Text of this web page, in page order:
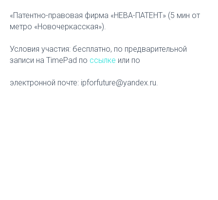
«Патентно-правовая фирма «НЕВА-ПАТЕНТ» (5 мин от
метро «Новочеркасская»).
Условия участия: бесплатно, по предварительной
записи на TimePad по ссылке или по
электронной почте: ipforfuture@yandex.ru.